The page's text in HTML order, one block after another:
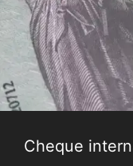
Cheque